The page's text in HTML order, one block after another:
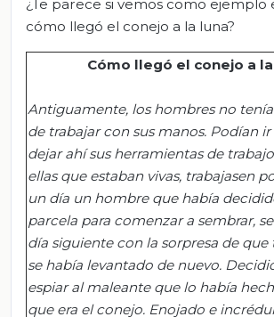
¿Te parece si vemos como ejemplo
cómo llegó el conejo a la luna?
Cómo llegó el conejo a
Antiguamente, los hombres no
de trabajar con sus manos. Podían
dejar ahí sus herramientas de
ellas que estaban vivas, trabajasen
un día un hombre que había
parcela para comenzar a sembrar,
día siguiente con la sorpresa de
se había levantado de nuevo.
espiar al maleante que lo había
que era el conejo. Enojado e